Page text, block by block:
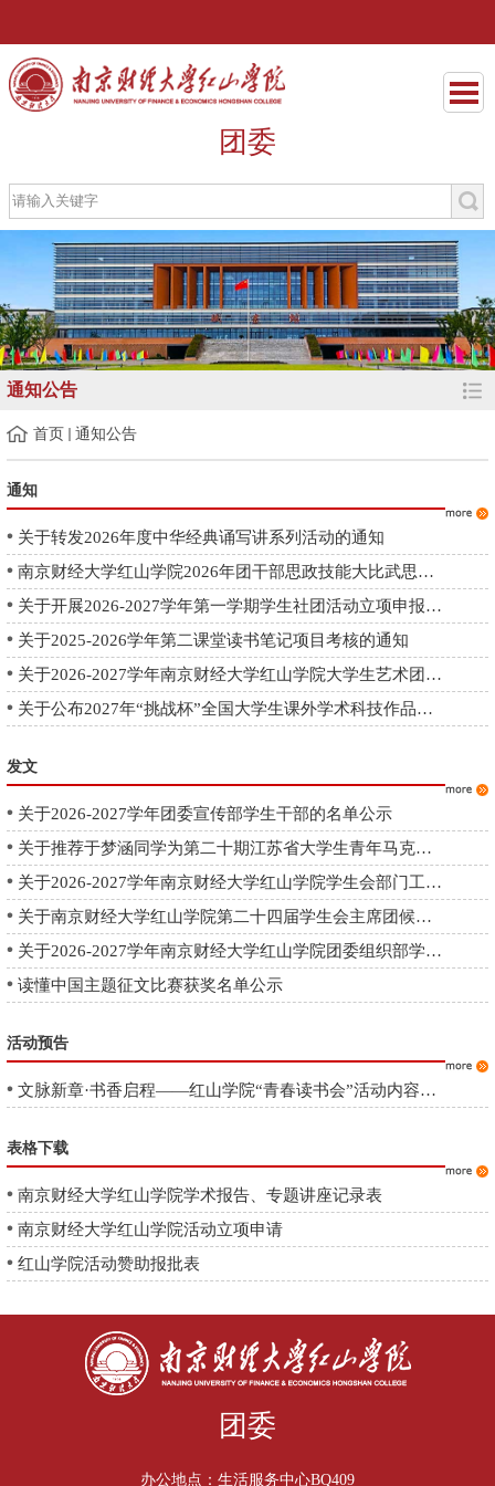
团委
通知公告
首页 通知公告
通知
关于转发2026年度中华经典诵写讲系列活动的通知
南京财经大学红山学院2026年团干部思政技能大比武思政技能大比武...
关于开展2026-2027学年第一学期学生社团活动立项申报工作的通知
关于2025-2026学年第二课堂读书笔记项目考核的通知
关于2026-2027学年南京财经大学红山学院大学生艺术团、广播站、...
关于公布2027年“挑战杯”全国大学生课外学术科技作品竞赛校内培...
发文
关于2026-2027学年团委宣传部学生干部的名单公示
关于推荐于梦涵同学为第二十期江苏省大学生青年马克思主义者培养...
关于2026-2027学年南京财经大学红山学院学生会部门工作人员（试...
关于南京财经大学红山学院第二十四届学生会主席团候选人建议名单...
关于2026-2027学年南京财经大学红山学院团委组织部学生干部名单...
读懂中国主题征文比赛获奖名单公示
活动预告
文脉新章·书香启程——红山学院“青春读书会”活动内容预告
表格下载
南京财经大学红山学院学术报告、专题讲座记录表
南京财经大学红山学院活动立项申请
红山学院活动赞助报批表
团委
办公地点：生活服务中心BQ409